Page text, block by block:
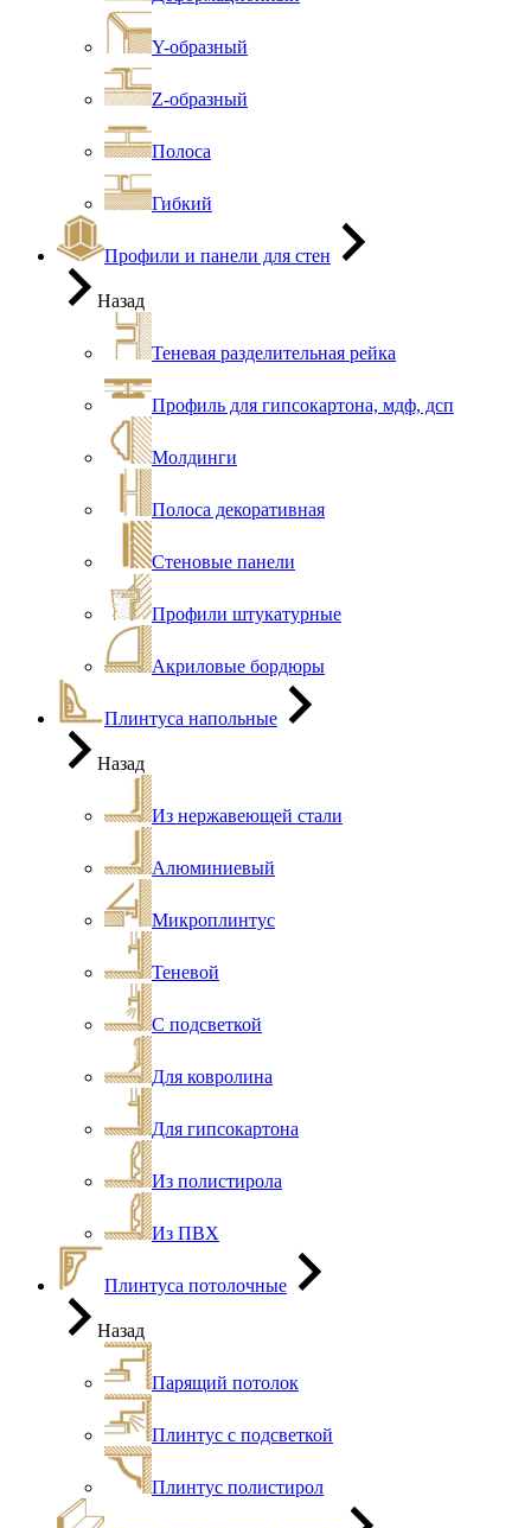
Y-образный
Z-образный
Полоса
Гибкий
Профили и панели для стен
Назад
Теневая разделительная рейка
Профиль для гипсокартона, мдф, дсп
Молдинги
Полоса декоративная
Стеновые панели
Профили штукатурные
Акриловые бордюры
Плинтуса напольные
Назад
Из нержавеющей стали
Алюминиевый
Микроплинтус
Теневой
С подсветкой
Для ковролина
Для гипсокартона
Из полистирола
Из ПВХ
Плинтуса потолочные
Назад
Парящий потолок
Плинтус с подсветкой
Плинтус полистирол